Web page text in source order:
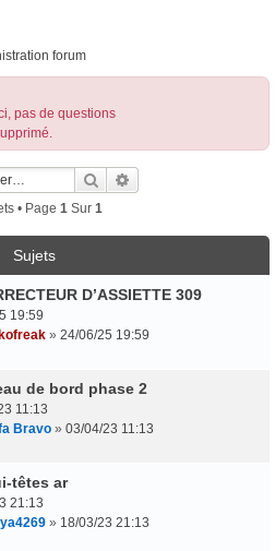
forum
pas de questions
Rechercher
• Page 1 Sur 1
Sujets
D’ASSIETTE 309
19:59
» 24/06/25 19:59
de bord phase 2
11:13
Bravo » 03/04/23 11:13
têtes ar
21:13
» 18/03/23 21:13